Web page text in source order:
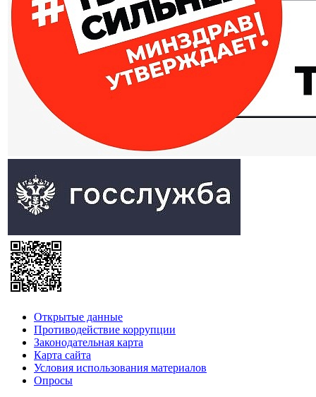
Открытые данные
Противодействие коррупции
Законодательная карта
Карта сайта
Условия использования материалов
Опросы